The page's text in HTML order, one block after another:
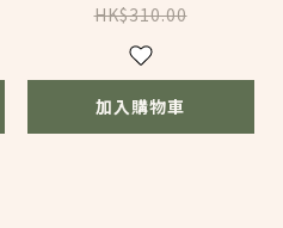
HK$310.00
加入購物車